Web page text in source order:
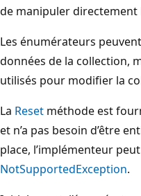
de manipuler directement
Les énumérateurs
données de la collection,
utilisés pour modifier la
La Reset méthode est
et n’a pas besoin d’être
place, l’implémenteur
NotSupportedException.